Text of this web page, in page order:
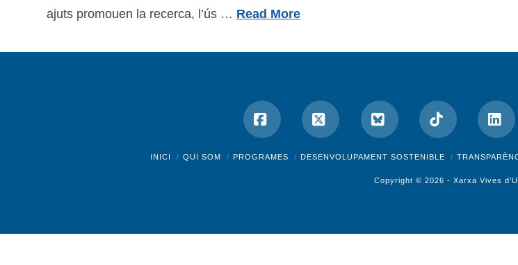
ajuts promouen la recerca, l’ús … Read More
Facebook
X Bluesky Tiktok
INICI QUI SOM PROGRAMES DESENVOLUPAMENT SOSTENIBLE
Copyright © 2026 - Xarxa Vives